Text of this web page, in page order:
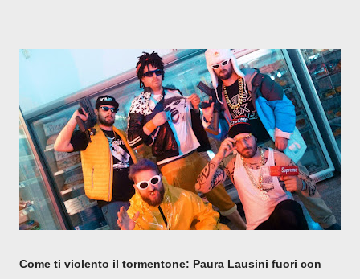
Come ti violento il tormentone: Paura Lausini fuori con